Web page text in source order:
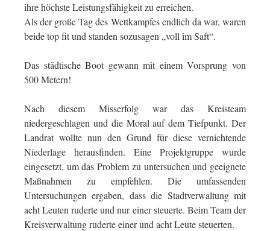
ihre höchste Leistungsfähigkeit zu erreichen.
Als der große Tag des Wettkampfes endlich da war, waren
beide top fit und standen sozusagen „voll im Saft“.
Das städtische Boot gewann mit einem Vorsprung von
500 Metern!
Nach diesem Misserfolg war das Kreisteam
niedergeschlagen und die Moral auf dem Tiefpunkt. Der
Landrat wollte nun den Grund für diese vernichtende
Niederlage herausfinden. Eine Projektgruppe wurde
eingesetzt, um das Problem zu untersuchen und geeignete
Maßnahmen zu empfehlen. Die umfassenden
Untersuchungen ergaben, dass die Stadtverwaltung mit
acht Leuten ruderte und nur einer steuerte. Beim Team der
Kreisverwaltung ruderte einer und acht Leute steuerten.